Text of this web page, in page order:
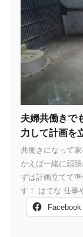
夫婦共働きで
力して計画を
共働きになって
かえば一緒に頑
ずは計画立てて
す！ はてな 仕事
Facebook